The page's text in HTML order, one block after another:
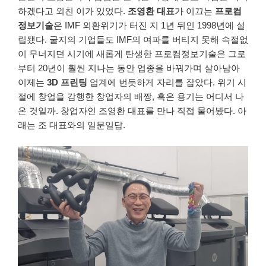
하겠다고 외친 이가 있었다. 조영환 대표가 이끄는 프로컴
정보기술은 IMF 외환위기가 터진 지 1년 뒤인 1998년에 설
립됐다. 굴지의 기업들도 IMF의 여파를 버티지 못해 속절없
이 무너지던 시기에 새롭게 탄생한 프로컴정보기술은 그로
부터 20년이 훨씬 지나는 동안 업종을 바꿔가며 살아남아
이제는 3D 프린팅 업계에 번듯하게 자리를 잡았다. 위기 시
절에 창업을 감행한 창업자의 배짱, 혹은 용기는 어디서 나
온 것일까. 창업자인 조영환 대표를 만나 직접 물어봤다. 아
래는 조 대표와의 일문일답.